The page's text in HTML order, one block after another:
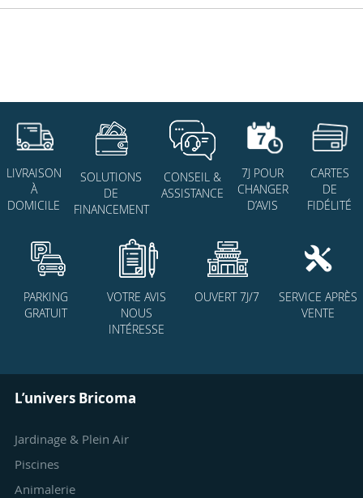
LIVRAISON
À
DOMICILE
SOLUTIONS
DE
FINANCEMENT
CONSEIL &
ASSISTANCE
7J POUR
CHANGER
D’AVIS
CARTES
DE
FIDÉLITÉ
PARKING
GRATUIT
VOTRE AVIS
NOUS
INTÉRESSE
OUVERT 7J/7
SERVICE APRÈS
VENTE
L’univers Bricoma
Jardinage & Plein Air
Piscines
Animalerie